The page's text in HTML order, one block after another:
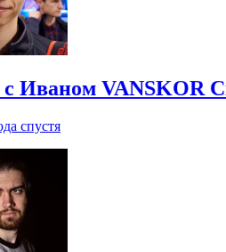
Иваном VANSKOR
спустя